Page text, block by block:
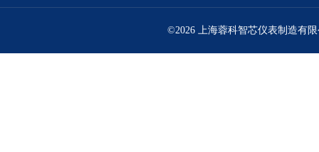
©2026 上海蓉科智芯仪表制造有